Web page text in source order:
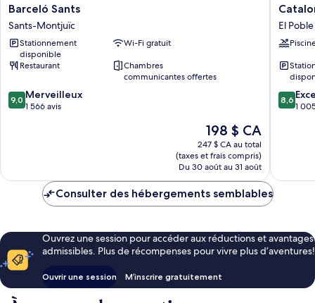
Barceló
Sants
Sants-
Montjuïc
Barceló Sants
Sants-Montjuïc
Stationnement
disponible
Wi-Fi gratuit
Restaurant
Chambres
communicantes offertes
9.0
sur
9,0 Merveilleux
1 566 avis
Le
prix
est
de
198 $ CA
198 $ CA
247 $ CA au total
(taxes et frais compris)
Du 30 août au 31 août
Plaza
El
Sec
El
8.6
sur
8,6
1
Consulter des hébergements semblables
Ouvrez une session pour accéder aux réductions et avantages
admissibles. Plus de récompenses pour vivre plus d’aventures!
Ouvrir une session M’inscrire gratuitement